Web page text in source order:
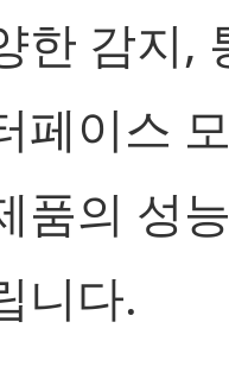
한 감지,
페이스
품의 성
니다.